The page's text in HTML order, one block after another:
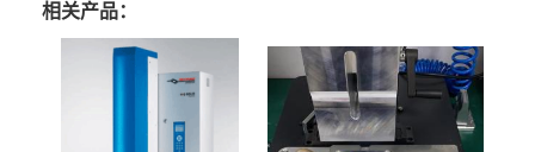
相关产品：